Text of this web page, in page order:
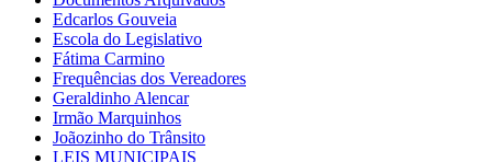
Edcarlos Gouveia
Escola do Legislativo
Fátima Carmino
Frequências dos Vereadores
Geraldinho Alencar
Irmão Marquinhos
Joãozinho do Trânsito
LEIS MUNICIPAIS